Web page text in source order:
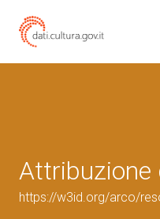
Attribuzione
https://w3id.org/arco/